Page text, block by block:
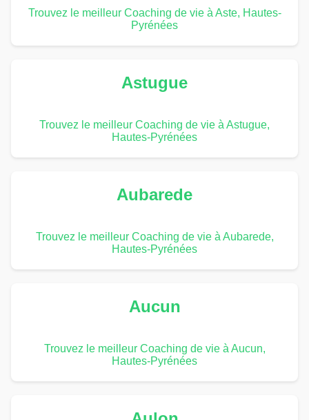
Trouvez le meilleur Coaching de vie à Aste, Hautes-
Pyrénées
Astugue
Trouvez le meilleur Coaching de vie à Astugue,
Hautes-Pyrénées
Aubarede
Trouvez le meilleur Coaching de vie à Aubarede,
Hautes-Pyrénées
Aucun
Trouvez le meilleur Coaching de vie à Aucun,
Hautes-Pyrénées